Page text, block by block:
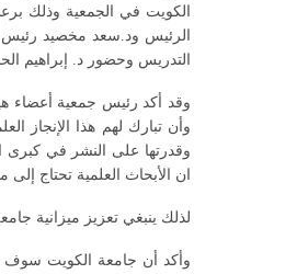
الكويت في الجمعية وذلك
الرئيس ود.سعد مخصيد
التدريس وحضور د. إبراهيم
وقد أكد رئيس جمعية أعضاء
وأن تبارك لهم هذا الإنجاز
وقدرتها على النشر في كبرى
ان الأبحاث العلمية تحتاج
لذلك ينبغي تعزيز ميزانية
وأكد أن جامعة الكويت سوف